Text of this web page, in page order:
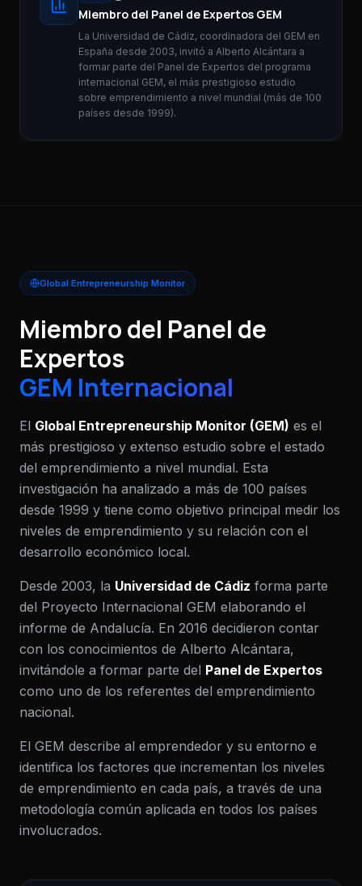
Miembro del Panel de Expertos GEM
La Universidad de Cádiz, coordinadora del GEM en
España desde 2003, invitó a Alberto Alcántara a
formar parte del Panel de Expertos del programa
internacional GEM, el más prestigioso estudio
sobre emprendimiento a nivel mundial (más de 100
países desde 1999).
Global Entrepreneurship Monitor
Miembro del Panel de
Expertos
GEM Internacional
El Global Entrepreneurship Monitor (GEM) es el
más prestigioso y extenso estudio sobre el estado
del emprendimiento a nivel mundial. Esta
investigación ha analizado a más de 100 países
desde 1999 y tiene como objetivo principal medir los
niveles de emprendimiento y su relación con el
desarrollo económico local.
Desde 2003, la Universidad de Cádiz forma parte
del Proyecto Internacional GEM elaborando el
informe de Andalucía. En 2016 decidieron contar
con los conocimientos de Alberto Alcántara,
invitándole a formar parte del Panel de Expertos
como uno de los referentes del emprendimiento
nacional.
El GEM describe al emprendedor y su entorno e
identifica los factores que incrementan los niveles
de emprendimiento en cada país, a través de una
metodología común aplicada en todos los países
involucrados.